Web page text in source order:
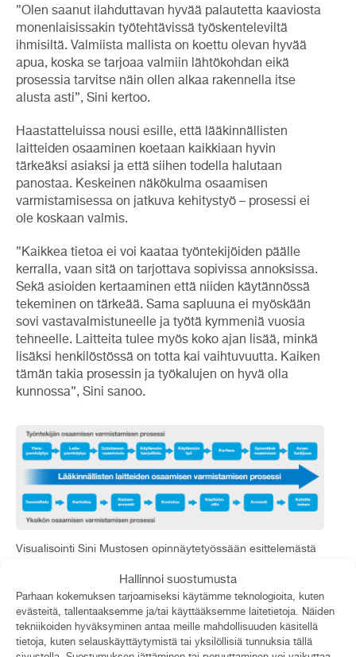
Hallinnoi suostumusta
Parhaan kokemuksen tarjoamiseksi käytämme teknologioita, kuten
evästeitä, tallentaaksemme ja/tai käyttääksemme laitetietoja. Näiden
tekniikoiden hyväksyminen antaa meille mahdollisuuden käsitellä
tietoja, kuten selauskäyttäytymistä tai yksilöllisiä tunnuksia tällä
”Olen saanut ilahduttavan hyvää palautetta kaaviosta
monenlaisissakin työtehtävissä työskenteleviltä
ihmisiltä. Valmiista mallista on koettu olevan hyvää
apua, koska se tarjoaa valmiin lähtökohdan eikä
prosessia tarvitse näin ollen alkaa rakennella itse
alusta asti”, Sini kertoo.
Haastatteluissa nousi esille, että lääkinnällisten
laitteiden osaaminen koetaan kaikkiaan hyvin
tärkeäksi asiaksi ja että siihen todella halutaan
panostaa. Keskeinen näkökulma osaamisen
varmistamisessa on jatkuva kehitystyö – prosessi ei
ole koskaan valmis.
”Kaikkea tietoa ei voi kaataa työntekijöiden päälle
kerralla, vaan sitä on tarjottava sopivissa annoksissa.
Sekä asioiden kertaaminen että niiden käytännössä
tekeminen on tärkeää. Sama sapluuna ei myöskään
sovi vastavalmistuneelle ja työtä kymmeniä vuosia
tehneelle. Laitteita tulee myös koko ajan lisää, minkä
lisäksi henkilöstössä on totta kai vaihtuvuutta. Kaiken
tämän takia prosessin ja työkalujen on hyvä olla
kunnossa”, Sini sanoo.
Visualisointi Sini Mustosen opinnäytetyössään esittelemästä
Työkaluja on tarjolla paljon
Käytännön keinoja osaamisen hallintaan ja jatkuvaan
kehittämiseen on paljon. Sini luettelee muun muassa